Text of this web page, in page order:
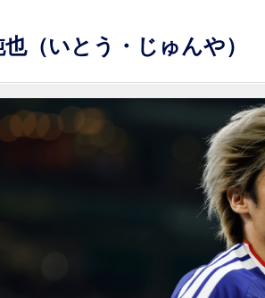
也（いとう・じゅんや）